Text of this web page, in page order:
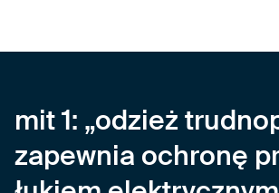
mit 1: „odzież
zapewnia ochronę